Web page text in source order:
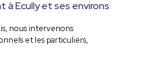
Ecully et ses environs
nous intervenons
et les particuliers,